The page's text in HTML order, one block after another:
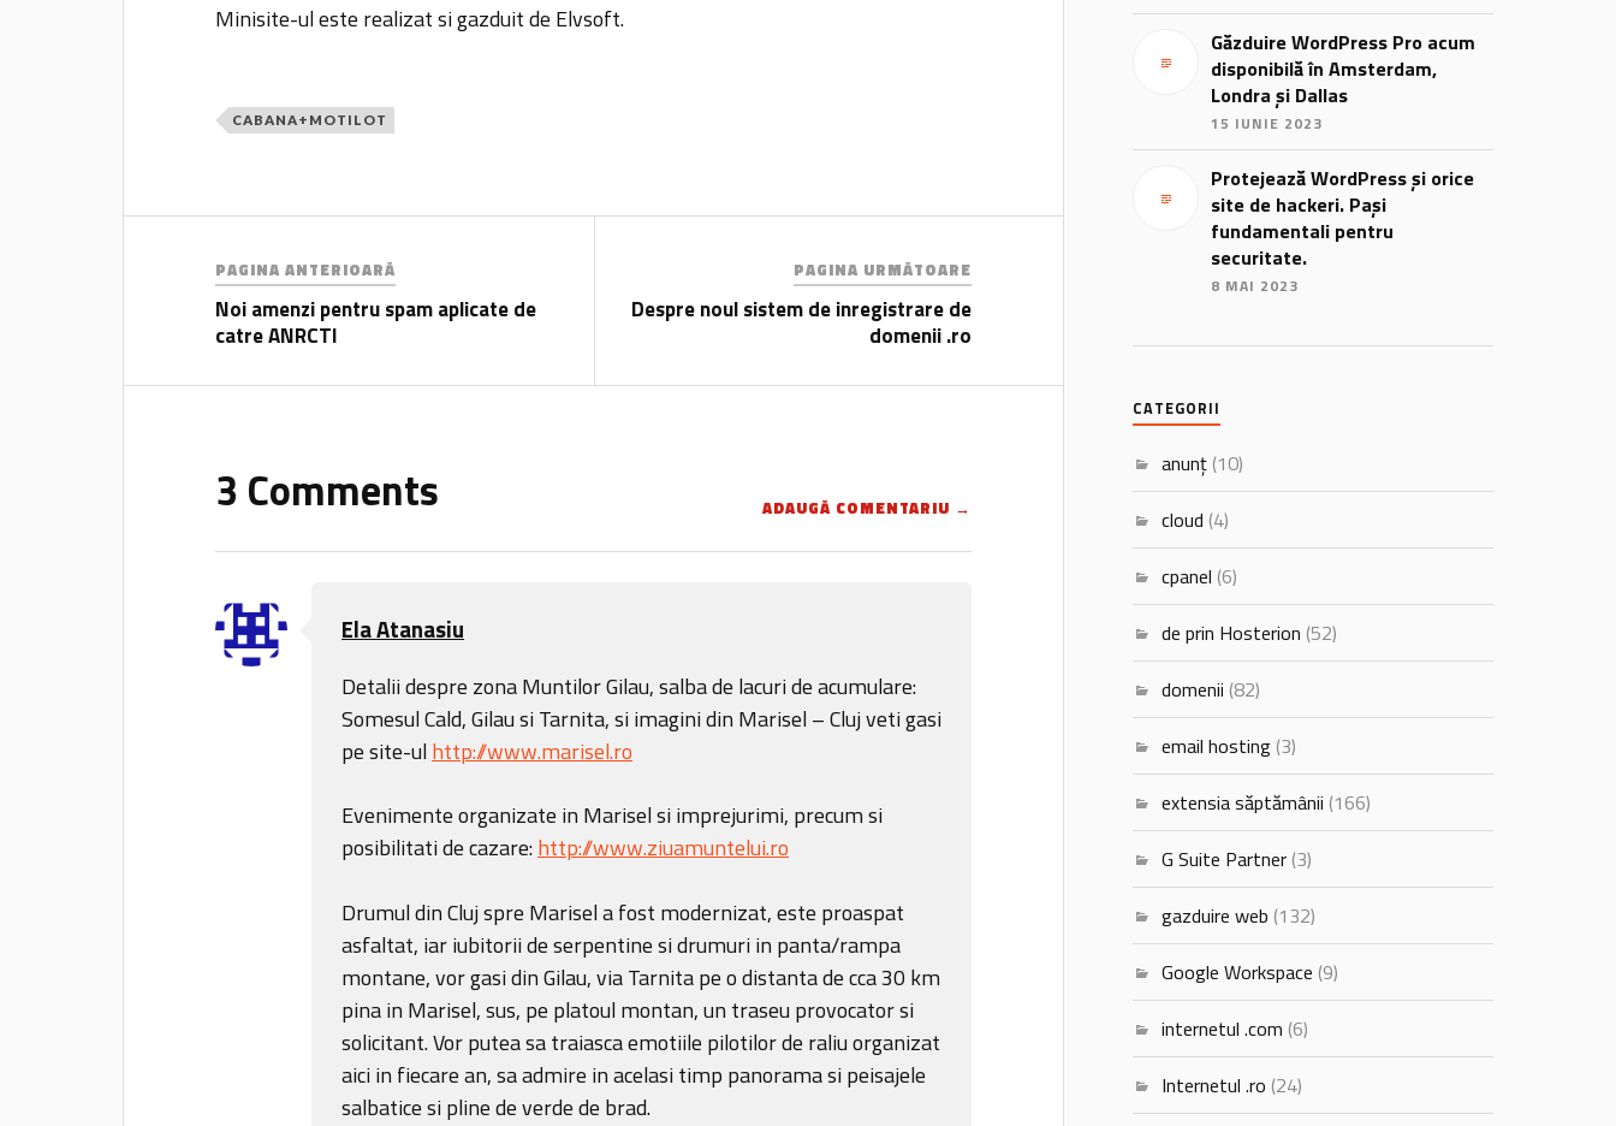
Minisite-ul este realizat si gazduit de Elvsoft.
CABANA+MOTILOT
PAGINA ANTERIOARĂ
Noi amenzi pentru spam aplicate de
catre ANRCTI
PAGINA URMĂTOARE
Despre noul sistem de inregistrare de
domenii .ro
3 Comments ADAUGĂ COMENTARIU →
Ela Atanasiu
Detalii despre zona Muntilor Gilau, salba de lacuri de acumulare:
Somesul Cald, Gilau si Tarnita, si imagini din Marisel – Cluj veti gasi
pe site-ul http://www.marisel.ro
Evenimente organizate in Marisel si imprejurimi, precum si
posibilitati de cazare: http://www.ziuamuntelui.ro
Drumul din Cluj spre Marisel a fost modernizat, este proaspat
asfaltat, iar iubitorii de serpentine si drumuri in panta/rampa
montane, vor gasi din Gilau, via Tarnita pe o distanta de cca 30 km
pina in Marisel, sus, pe platoul montan, un traseu provocator si
solicitant. Vor putea sa traiasca emotiile pilotilor de raliu organizat
aici in fiecare an, sa admire in acelasi timp panorama si peisajele
salbatice si pline de verde de brad.
Găzduire WordPress Pro acum
disponibilă în Amsterdam,
Londra și Dallas
15 IUNIE 2023
Protejează WordPress și orice
site de hackeri. Pași
fundamentali pentru
securitate.
8 MAI 2023
CATEGORII
anunț (10)
cloud (4)
cpanel (6)
de prin Hosterion (52)
domenii (82)
email hosting (3)
extensia săptămânii (166)
G Suite Partner (3)
gazduire web (132)
Google Workspace (9)
internetul .com (6)
Internetul .ro (24)